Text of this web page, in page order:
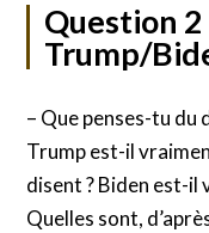
Question
Trump/
– Que penses-tu du
Trump est-il
disent ? Biden est-il
Quelles sont,